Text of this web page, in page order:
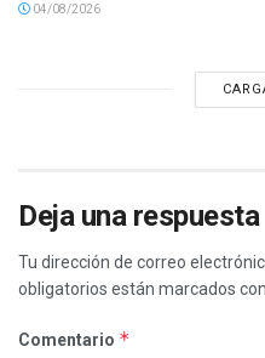
04/08/2026
Deja una respuesta
Tu dirección de correo
obligatorios están marcados con
Comentario *